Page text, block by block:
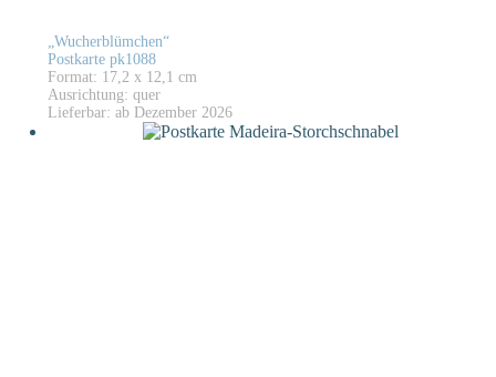
„Wucherblümchen“
Postkarte pk1088
Format: 17,2 x 12,1 cm
Ausrichtung: quer
Lieferbar: ab Dezember 2026